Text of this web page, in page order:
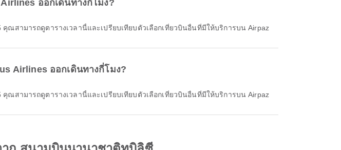
ออกเดินทางกี่โมง?
ณสามารถดูตารางเวลานี้และเปรียบเทียบตัวเลือกเที่ยวบินอื่นที่มีให้บริการบน Airpaz
Airlines ออกเดินทางกี่โมง?
ณสามารถดูตารางเวลานี้และเปรียบเทียบตัวเลือกเที่ยวบินอื่นที่มีให้บริการบน Airpaz